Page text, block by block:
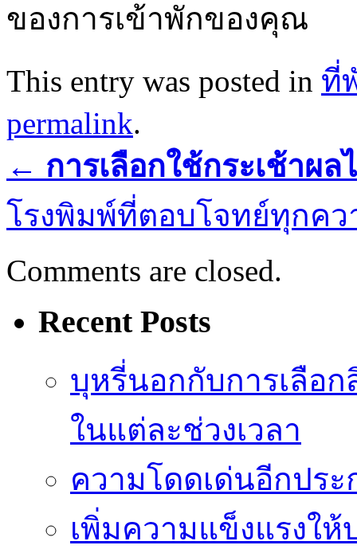
ของการเข้าพักของคุณ
This entry was posted in ที่
permalink.
← การเลือกใช้กระเช้าผ
โรงพิมพ์ที่ตอบโจทย์ทุกค
Comments are closed.
Recent Posts
บุหรี่นอกกับการเลือ
ในแต่ละช่วงเวลา
ความโดดเด่นอีกประ
เพิ่มความแข็งแรงให้